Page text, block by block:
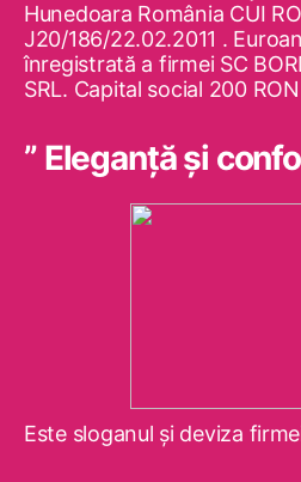
Hunedoara România CUI
J20/186/22.02.2011 .
înregistrată a firmei SC
SRL. Capital social 200 RON
” Eleganţă şi
Este sloganul şi deviza